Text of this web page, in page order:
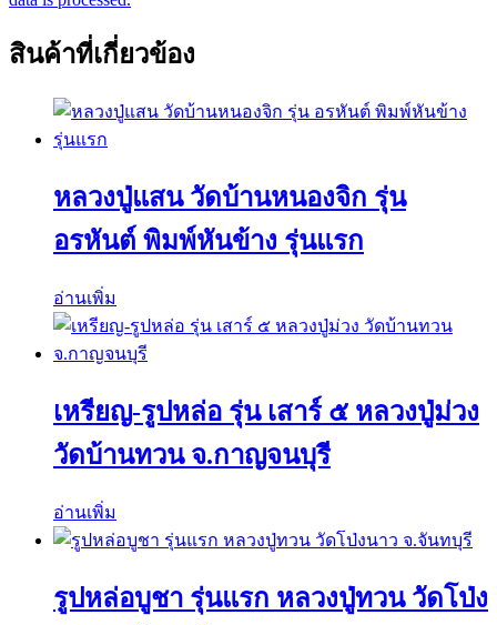
สินค้าที่เกี่ยวข้อง
หลวงปู่แสน วัดบ้านหนองจิก รุ่น
อรหันต์ พิมพ์หันข้าง รุ่นแรก
อ่านเพิ่ม
เหรียญ-รูปหล่อ รุ่น เสาร์ ๕ หลวงปู่ม่วง
วัดบ้านทวน จ.กาญจนบุรี
อ่านเพิ่ม
รูปหล่อบูชา รุ่นแรก หลวงปู่ทวน วัดโป่ง